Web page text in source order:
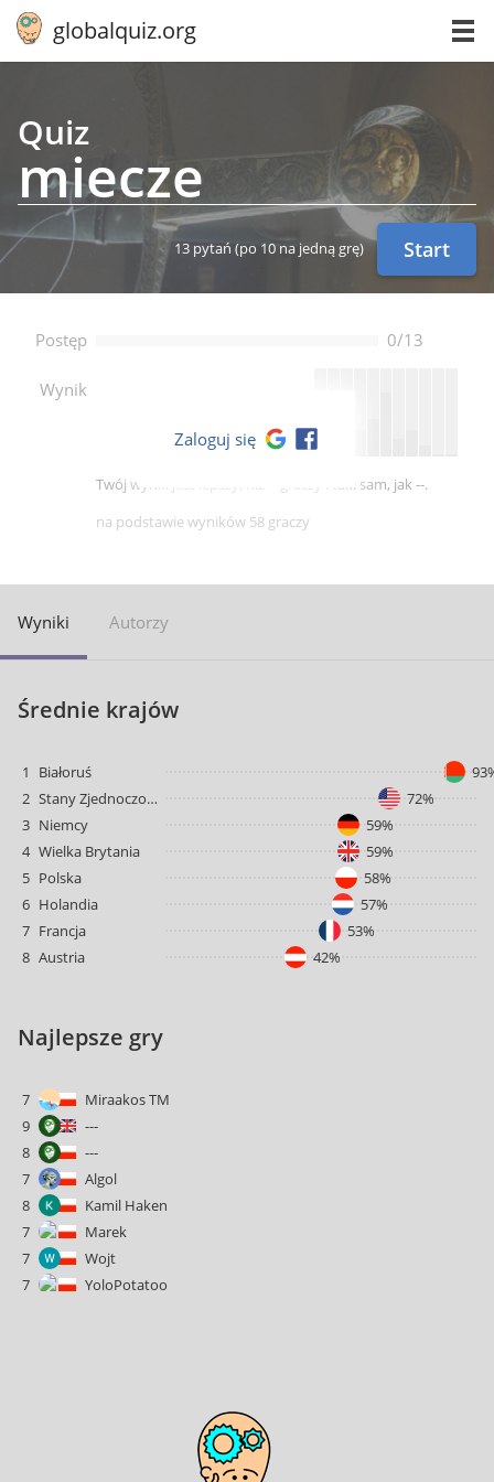
globalquiz.org
Quiz
miecze
13 pytań (po 10 na jedną grę) Start
Postęp 0/13
Wynik --
Twój wynik jest lepszy, niż -- graczy i taki sam, jak --.
na podstawie wyników 58 graczy
Zaloguj się
Wyniki Autorzy
Średnie krajów
1 Białoruś
2
Stany Zjednoczone
72%
3 Niemcy
59%
4 Wielka Brytania
59%
5 Polska
58%
6 Holandia
57%
7 Francja
53%
8 Austria 42%
Najlepsze gry
7
Miraakos TM
9
---
8
---
7
Algol
8
Kamil Haken
7
Marek
7
Wojt
7
YoloPotatoo